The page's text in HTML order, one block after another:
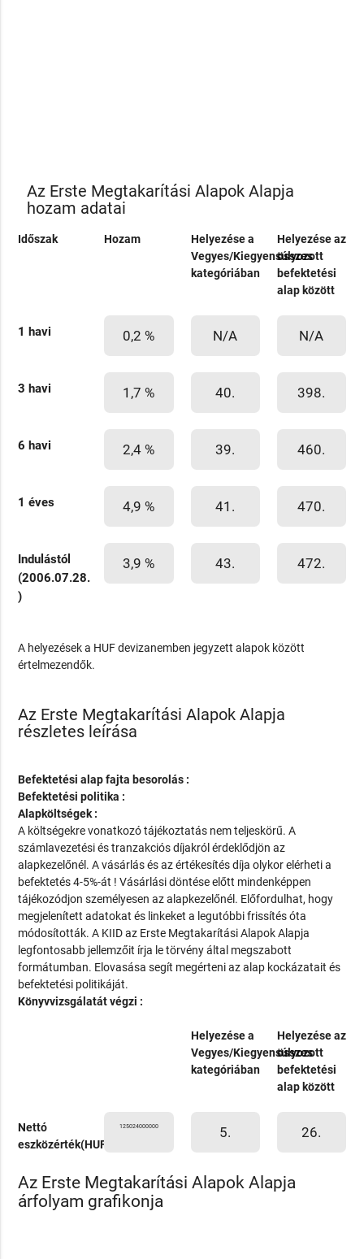
Az Erste Megtakarítási Alapok Alapja
hozam adatai
Időszak Hozam
Helyezése a
Vegyes/Kiegyensúlyozott
kategóriában
Helyezése az
összes
befektetési
alap között
1 havi 0,2 % N/A N/A
3 havi 1,7 % 40. 398.
6 havi 2,4 % 39. 460.
1 éves 4,9 % 41. 470.
Indulástól
(2006.07.28.
)
3,9 % 43. 472.
A helyezések a HUF devizanemben jegyzett alapok között
értelmezendők.
Az Erste Megtakarítási Alapok Alapja
részletes leírása
Befektetési alap fajta besorolás :
Befektetési politika :
Alapköltségek :
A költségekre vonatkozó tájékoztatás nem teljeskörű. A
számlavezetési és tranzakciós díjakról érdeklődjön az
alapkezelőnél. A vásárlás és az értékesítés díja olykor elérheti a
befektetés 4-5%-át ! Vásárlási döntése előtt mindenképpen
tájékozódjon személyesen az alapkezelőnél. Előfordulhat, hogy
megjelenített adatokat és linkeket a legutóbbi frissítés óta
módosították. A KIID az Erste Megtakarítási Alapok Alapja
legfontosabb jellemzőit írja le törvény által megszabott
formátumban. Elovasása segít megérteni az alap kockázatait és
befektetési politikáját.
Könyvvizsgálatát végzi :
Helyezése a
Vegyes/Kiegyensúlyozott
kategóriában
Helyezése az
összes
befektetési
alap között
Nettó
eszközérték(HUF)
125024000000 5. 26.
Az Erste Megtakarítási Alapok Alapja
árfolyam grafikonja